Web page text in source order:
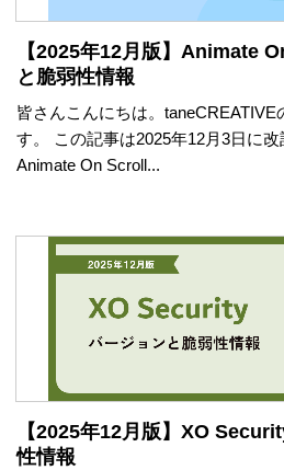
【2025年12月版】Animate
と脆弱性情報
皆さんこんにちは。
す。 この記事は2025年12月3日に
Animate On Scroll...
【2025年12月版】XO
性情報